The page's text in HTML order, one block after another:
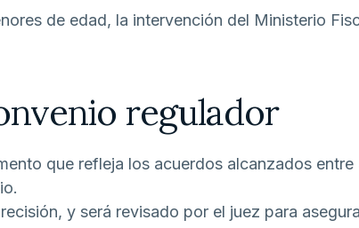
de edad, la intervención del Ministerio
regulador
que refleja los acuerdos alcanzados
y será revisado por el juez para